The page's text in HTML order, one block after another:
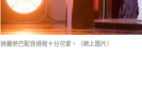
迪麗熱巴配音過程十分可愛。（網上圖片）